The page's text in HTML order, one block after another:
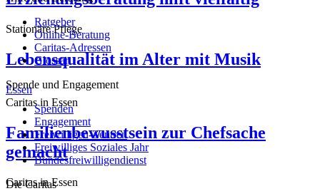
Stationäre Pflege
Lebensqualität im Alter mit Musik
Essen
Caritas in Essen
Familienbewusstsein zur Chefsache
gemacht
Caritas in Essen
Ratgeber
Online-Beratung
Caritas-Adressen
Glossar
Spende und Engagement
Spenden
Engagement
Freiwilligen-Zentren
Freiwilliges Soziales Jahr
Bundesfreiwilligendienst
Die Caritas